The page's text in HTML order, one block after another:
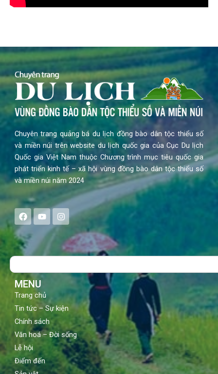
Chuyên trang quảng bá du lịch đồng bào dân tộc thiểu số
và miền núi trên website du lịch quốc gia của Cục Du lịch
Quốc gia Việt Nam thuộc Chương trình mục tiêu quốc gia
phát triển kinh tế – xã hội vùng đồng bào dân tộc thiểu số
và miền núi năm 2024
F
a
e
b
o
Y
o
t
u
b
I
n
s
a
g
Search
MENU
Trang chủ
Tin tức – Sự kiện
Chính sách
Văn hoá – Đời sống
Lễ hội
Điểm đến